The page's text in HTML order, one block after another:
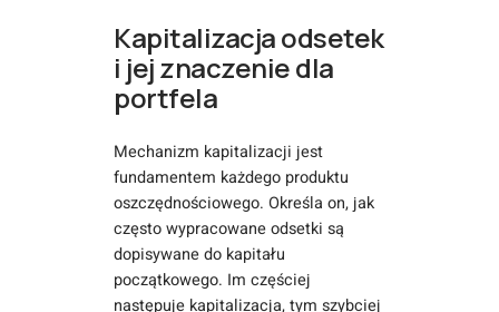
Kapitalizacja odsetek
i jej znaczenie dla
portfela
Mechanizm kapitalizacji jest
fundamentem każdego produktu
oszczędnościowego. Określa on, jak
często wypracowane odsetki są
dopisywane do kapitału
początkowego. Im częściej
następuje kapitalizacja, tym szybciej